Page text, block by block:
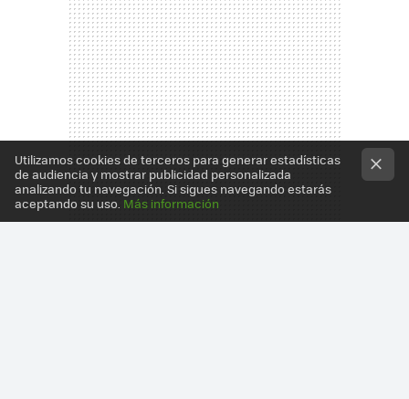
Utilizamos cookies de terceros para generar estadísticas
de audiencia y mostrar publicidad personalizada
analizando tu navegación. Si sigues navegando estarás
aceptando su uso. Más información